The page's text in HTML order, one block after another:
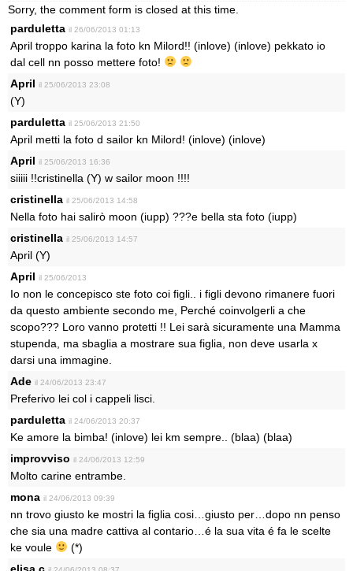
Sorry, the comment form is closed at this time.
parduletta il 26/06/2013 01:13
April troppo karina la foto kn Milord!! (inlove) (inlove) pekkato io
dal cell nn posso mettere foto!
April il 25/06/2013 23:08
(Y)
parduletta il 25/06/2013 21:50
April metti la foto d sailor kn Milord! (inlove) (inlove)
April il 25/06/2013 16:36
siiiii !!cristinella (Y) w sailor moon !!!!
cristinella il 25/06/2013 14:58
Nella foto hai salirò moon (iupp) ???e bella sta foto (iupp)
cristinella il 25/06/2013 14:57
April (Y)
April il 25/06/2013
Io non le concepisco ste foto coi figli.. i figli devono rimanere fuori
da questo ambiente secondo me, Perché coinvolgerli a che
scopo??? Loro vanno protetti !! Lei sarà sicuramente una Mamma
stupenda, ma sbaglia a mostrare sua figlia, non deve usarla x
darsi una immagine.
Ade il 24/06/2013 23:47
Preferivo lei col i cappeli lisci.
parduletta il 24/06/2013 20:37
Ke amore la bimba! (inlove) lei km sempre.. (blaa) (blaa)
improvviso il 24/06/2013 12:59
Molto carine entrambe.
mona il 24/06/2013 09:39
nn trovo giusto ke mostri la figlia cosi…giusto per…dopo nn penso
che sia una madre cattiva al contario…é la sua vita é fa le scelte
ke voule
(*)